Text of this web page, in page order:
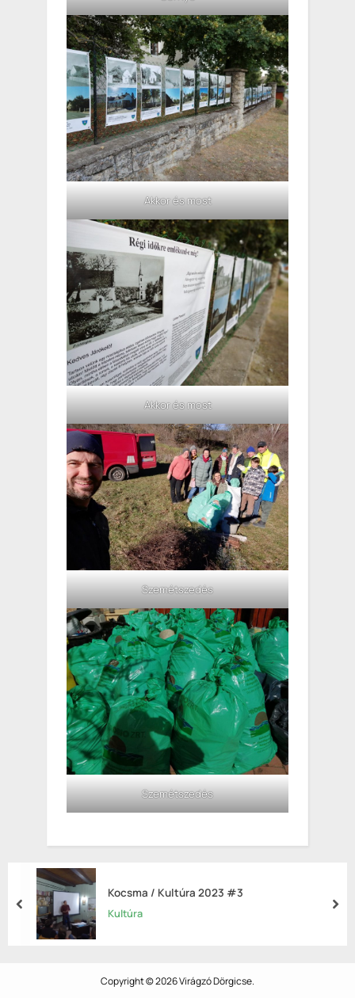
Akkor és most
Akkor és most
Szemétszedés
Szemétszedés
Kocsma / Kultúra 2023 #3
Kultúra
prev
Copyright © 2026 Virágzó Dörgicse.